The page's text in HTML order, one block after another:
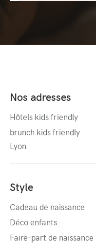
Nos adresses
Hôtels kids friendly
brunch kids friendly
Lyon
Style
Cadeau de naissance
Déco enfants
Faire-part de naissance